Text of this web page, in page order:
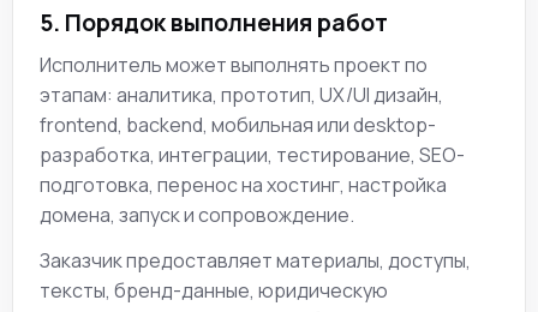
5. Порядок выполнения работ
Исполнитель может выполнять проект по
этапам: аналитика, прототип, UX/UI дизайн,
frontend, backend, мобильная или desktop-
разработка, интеграции, тестирование, SEO-
подготовка, перенос на хостинг, настройка
домена, запуск и сопровождение.
Заказчик предоставляет материалы, доступы,
тексты, бренд-данные, юридическую